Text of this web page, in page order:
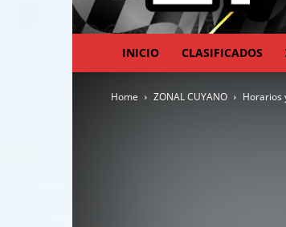
INICIO CLASIFICADOS
Home ZONAL CUYANO Horarios